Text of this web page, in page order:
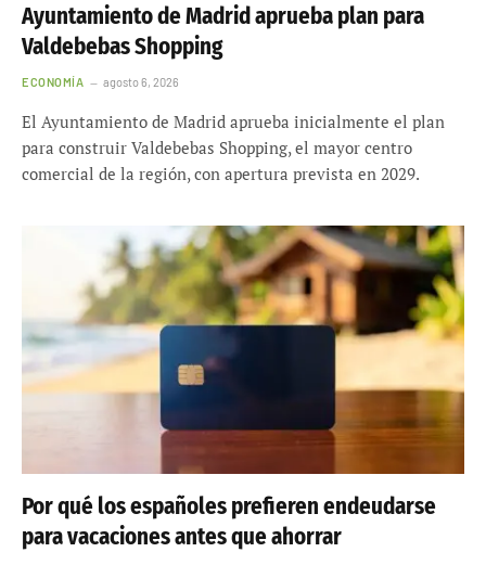
Ayuntamiento de Madrid aprueba plan para
Valdebebas Shopping
ECONOMÍA agosto 6, 2026
El Ayuntamiento de Madrid aprueba inicialmente el plan
para construir Valdebebas Shopping, el mayor centro
comercial de la región, con apertura prevista en 2029.
Por qué los españoles prefieren endeudarse
para vacaciones antes que ahorrar